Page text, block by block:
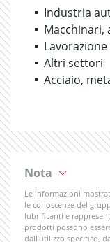
Industria
Macchinari,
Altri settori
Acciaio,
Nota
Le informazioni
le conoscenze del
lubrificanti e
prodotti possono
dall’utilizzo specifico,